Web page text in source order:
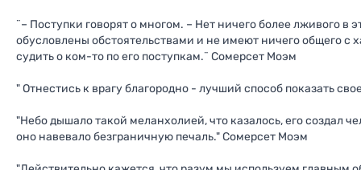
¨– Поступки говорят о многом. – Нет ничего более лживого в
обусловлены обстоятельствами и не имеют ничего общего с
судить о ком-то по его поступкам.¨ Сомерсет Моэм
" Отнестись к врагу благородно - лучший способ показать
"Небо дышало такой меланхолией, что казалось, его создал
оно навевало безграничную печаль." Сомерсет Моэм